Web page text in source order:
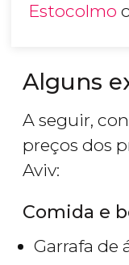
Estocolmo
Alguns
A seguir,
preços dos
Aviv:
Comida e
Garrafa de